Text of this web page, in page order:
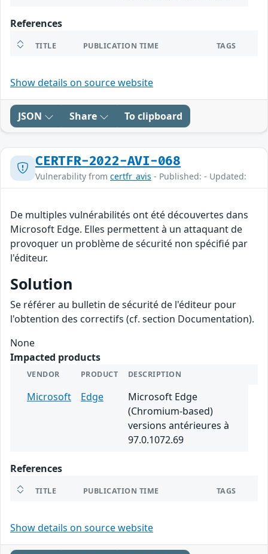
References
TITLE PUBLICATION TIME TAGS
Show details on source website
JSON Share To clipboard
CERTFR-2022-AVI-068
Vulnerability from certfr_avis - Published: - Updated:
De multiples vulnérabilités ont été découvertes dans
Microsoft Edge. Elles permettent à un attaquant de
provoquer un problème de sécurité non spécifié par
l'éditeur.
Solution
Se référer au bulletin de sécurité de l'éditeur pour
l'obtention des correctifs (cf. section Documentation).
None
Impacted products
VENDOR PRODUCT DESCRIPTION
Microsoft Edge
Microsoft Edge
(Chromium-based)
versions antérieures à
97.0.1072.69
References
TITLE PUBLICATION TIME TAGS
Show details on source website